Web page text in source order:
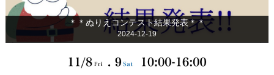
＊＊ぬりえコンテスト結果発表＊＊
2024-12-19